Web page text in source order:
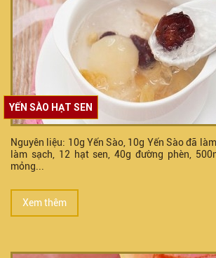
YẾN SÀO HẠT SEN
Nguyên liệu: 10g Yến Sào, 10g Yến Sào đã
làm sạch, 12 hạt sen, 40g đường phèn,
mỏng...
Xem thêm